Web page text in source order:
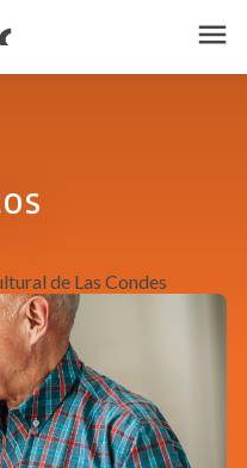
de Las Condes